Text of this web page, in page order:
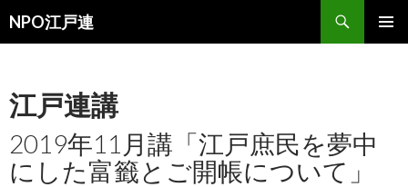
NPO江戸連
索
ン
ツ
へ
移
動
江戸連講
2019年11月講「江戸庶民を夢中
にした富籤とご開帳について」